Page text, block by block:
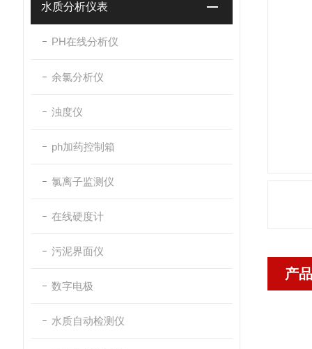
水质分析仪表
PH在线分析仪
余氯分析仪
浊度仪
ph加药控制箱
氯离子监测仪
在线硬度计
污泥界面仪
数字电极
水质自动检测仪
产